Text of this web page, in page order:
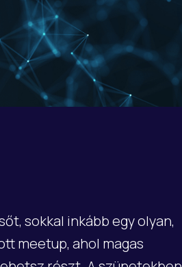
sokkal inkább egy olyan,
meetup, ahol magas